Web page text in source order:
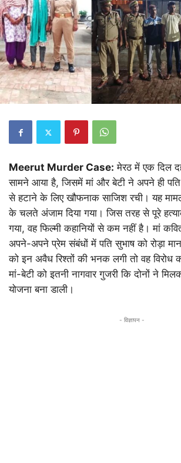
Meerut Murder Case: मेरठ में एक दिल
सामने आया है, जिसमें मां और बेटी ने अपने ही पति
से हटाने के लिए खौफनाक साजिश रची। यह
के चलते अंजाम दिया गया। जिस तरह से पूरे
गया, वह फिल्मी कहानियों से कम नहीं है। मां
अपने-अपने प्रेम संबंधों में पति सुभाष को रोड़ा
को इन अवैध रिश्तों की भनक लगी तो वह विरोध
मां-बेटी को इतनी नागवार गुजरी कि दोनों ने
योजना बना डाली।
- विज्ञापन -